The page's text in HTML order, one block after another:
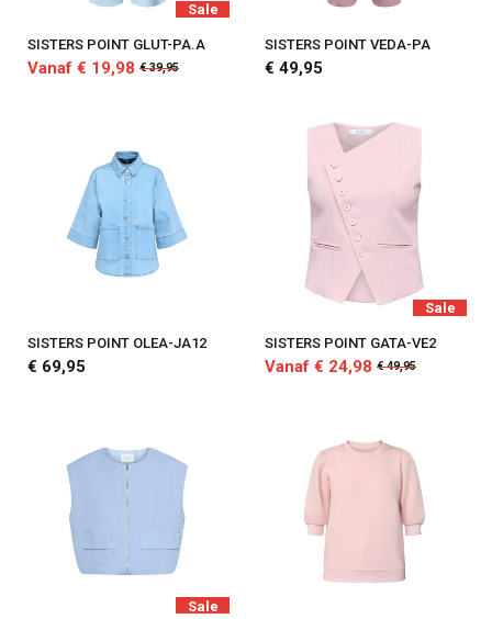
Sale
SISTERS POINT GLUT-PA.A
Vanaf € 19,98 € 39,95
SISTERS POINT VEDA-PA
€ 49,95
SISTERS POINT OLEA-JA12
€ 69,95
Sale
SISTERS POINT GATA-VE2
Vanaf € 24,98 € 49,95
Sale